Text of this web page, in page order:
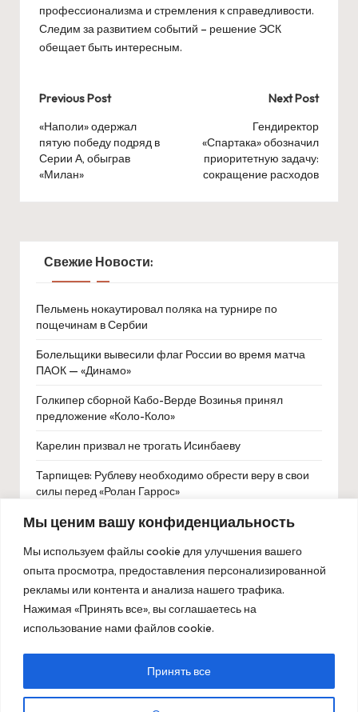
Мы ценим вашу конфиденциальность
Мы используем файлы cookie для улучшения вашего
опыта просмотра, предоставления персонализированной
рекламы или контента и анализа нашего трафика.
Нажимая «Принять все», вы соглашаетесь на
использование нами файлов cookie.
Принять все
профессионализма и стремления к справедливости.
Следим за развитием событий – решение ЭСК
обещает быть интересным.
Post
navigation
Previous Post
«Наполи» одержал
пятую победу подряд в
Серии А, обыграв
«Милан»
Next Post
Гендиректор
«Спартака» обозначил
приоритетную задачу:
сокращение расходов
Свежие Новости:
Пельмень нокаутировал поляка на турнире по
пощечинам в Сербии
Болельщики вывесили флаг России во время матча
ПАОК — «Динамо»
Голкипер сборной Кабо-Верде Возинья принял
предложение «Коло-Коло»
Карелин призвал не трогать Исинбаеву
Тарпищев: Рублеву необходимо обрести веру в свои
силы перед «Ролан Гаррос»
Татьяну Тарасову выписали из больницы
Зверев уверенно пробился в третий круг «Ролан
Гаррос»
ФК «Иркутск» обратился за помощью к болельщикам
ради сохранения профессионального статуса
Copyright 2026 — ОлимпБет. All rights reserved.